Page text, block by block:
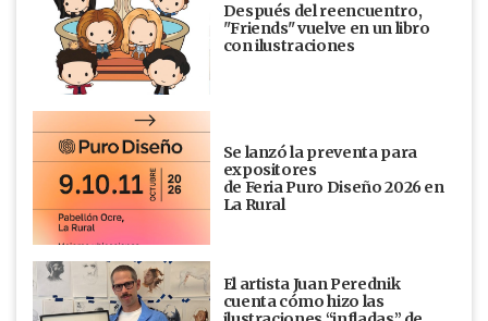
Después del reencuentro,
"Friends" vuelve en un libro
con ilustraciones
Se lanzó la preventa para
expositores
de Feria Puro Diseño 2026 en
La Rural
El artista Juan Perednik
cuenta cómo hizo las